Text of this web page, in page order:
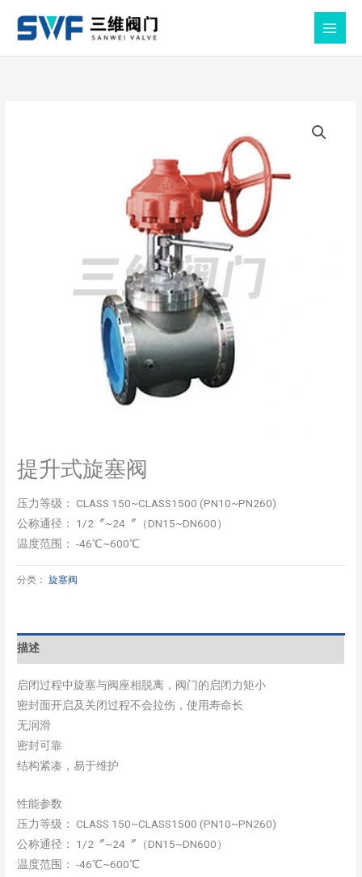
MAIN
提升式旋塞阀
压力等级： CLASS 150~CLASS1500 (PN10~PN260)
公称通径： 1/2〞~24〞（DN15~DN600）
温度范围： -46℃~600℃
分类：旋塞阀
描述
启闭过程中旋塞与阀座相脱离，阀门的启闭力矩小
密封面开启及关闭过程不会拉伤，使用寿命长
无润滑
密封可靠
结构紧凑，易于维护
性能参数
压力等级： CLASS 150~CLASS1500 (PN10~PN260)
公称通径： 1/2〞~24〞（DN15~DN600）
温度范围： -46℃~600℃